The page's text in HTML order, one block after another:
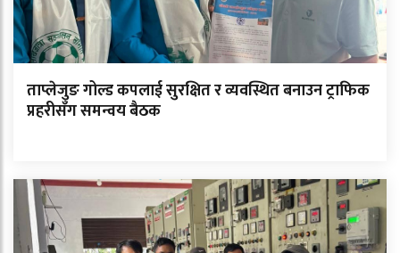
ताप्लेजुङ गोल्ड कपलाई सुरक्षित र व्यवस्थित बनाउन ट्राफिक
प्रहरीसँग समन्वय बैठक